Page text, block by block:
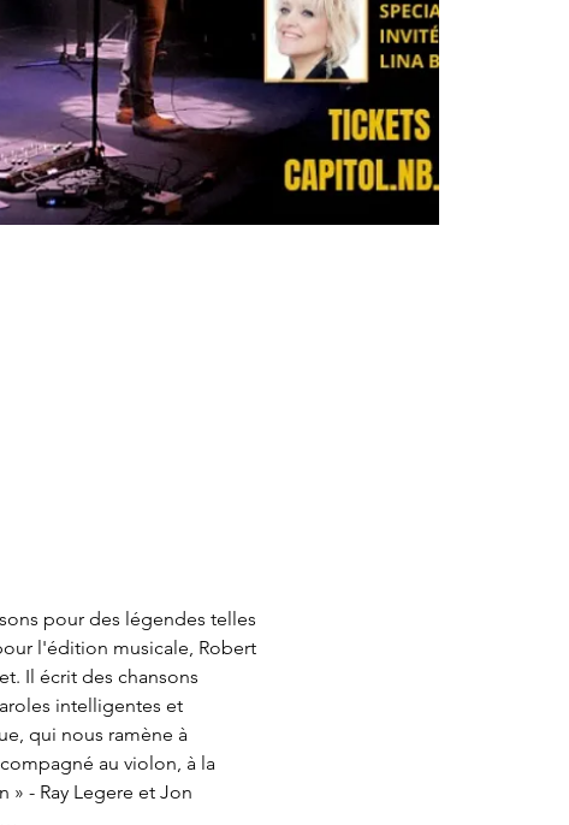
pour des légendes telles
l'édition musicale, Robert
Il écrit des chansons
intelligentes et
qui nous ramène à
au violon, à la
» - Ray Legere et Jon